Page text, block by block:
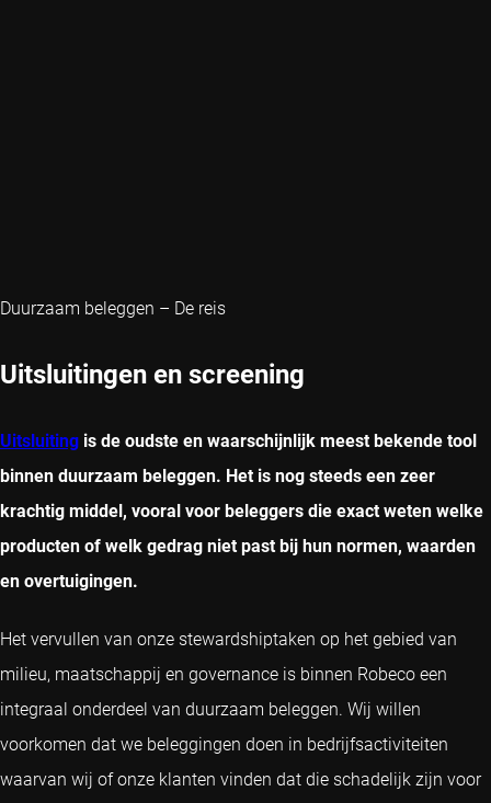
Duurzaam beleggen – De reis
Uitsluitingen en screening
Uitsluiting is de oudste en waarschijnlijk meest bekende tool
binnen duurzaam beleggen. Het is nog steeds een zeer
krachtig middel, vooral voor beleggers die exact weten welke
producten of welk gedrag niet past bij hun normen, waarden
en overtuigingen.
Het vervullen van onze stewardshiptaken op het gebied van
milieu, maatschappij en governance is binnen Robeco een
integraal onderdeel van duurzaam beleggen. Wij willen
voorkomen dat we beleggingen doen in bedrijfsactiviteiten
waarvan wij of onze klanten vinden dat die schadelijk zijn voor